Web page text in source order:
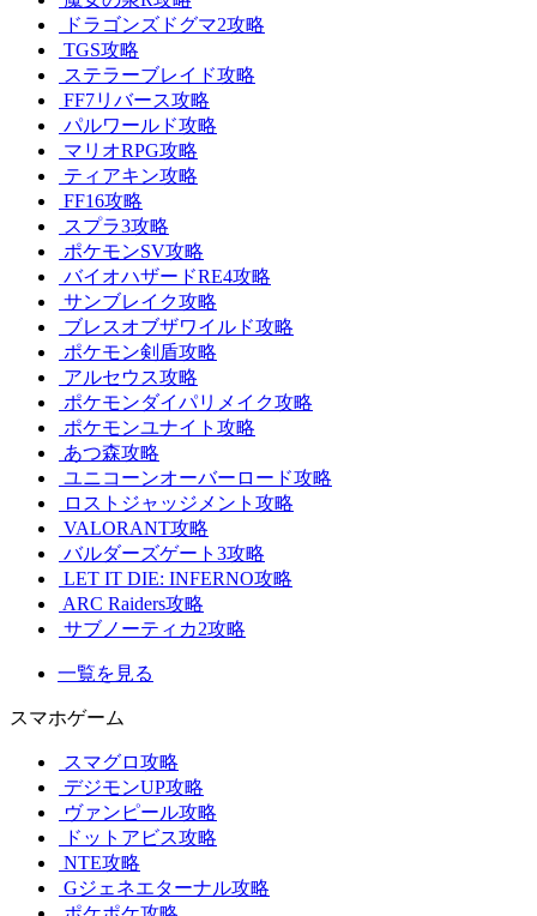
ドラゴンズドグマ2攻略
TGS攻略
ステラーブレイド攻略
FF7リバース攻略
パルワールド攻略
マリオRPG攻略
ティアキン攻略
FF16攻略
スプラ3攻略
ポケモンSV攻略
バイオハザードRE4攻略
サンブレイク攻略
ブレスオブザワイルド攻略
ポケモン剣盾攻略
アルセウス攻略
ポケモンダイパリメイク攻略
ポケモンユナイト攻略
あつ森攻略
ユニコーンオーバーロード攻略
ロストジャッジメント攻略
VALORANT攻略
バルダーズゲート3攻略
LET IT DIE: INFERNO攻略
ARC Raiders攻略
サブノーティカ2攻略
一覧を見る
スマホゲーム
スマグロ攻略
デジモンUP攻略
ヴァンピール攻略
ドットアビス攻略
NTE攻略
Gジェネエターナル攻略